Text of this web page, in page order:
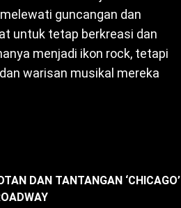
guncangan dan
untuk tetap berkreasi dan
menjadi ikon rock, tetapi
warisan musikal mereka
DAN TANTANGAN ‘CHICAGO’